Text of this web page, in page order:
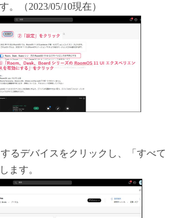
。（2023/05/10現在）
るデバイスをクリックし、「すべて
ます。